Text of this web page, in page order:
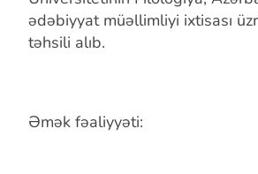
ədəbiyyat müəllimliyi ixtisası
təhsili alıb.
Əmək fəaliyyəti: